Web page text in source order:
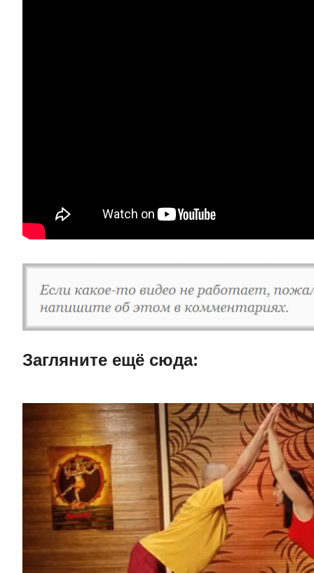
Загляните ещë сюда: